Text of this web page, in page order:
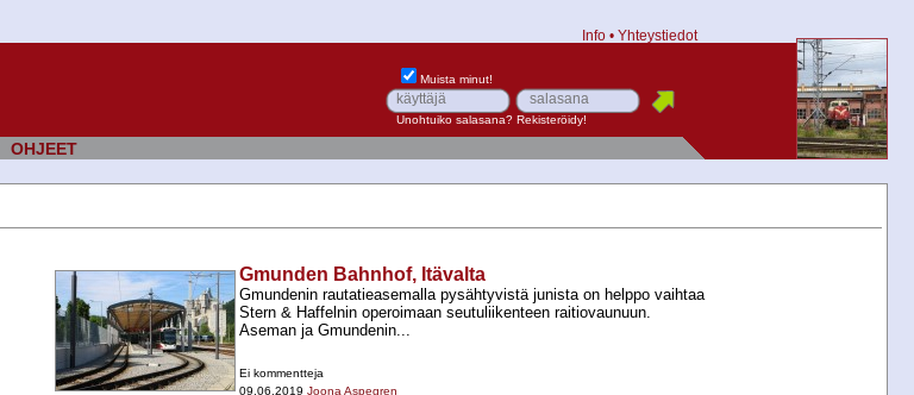
OHJEET
Info • Yhteystiedot
Muista minut!
Unohtuiko salasana? Rekisteröidy!
Gmunden Bahnhof, Itävalta
Gmundenin rautatieasemalla pysähtyvistä junista on helppo vaihtaa
Stern & Haffelnin operoimaan seutuliikenteen raitiovaunuun.
Aseman ja Gmundenin...
Ei kommentteja
09.06.2019 Joona Aspegren